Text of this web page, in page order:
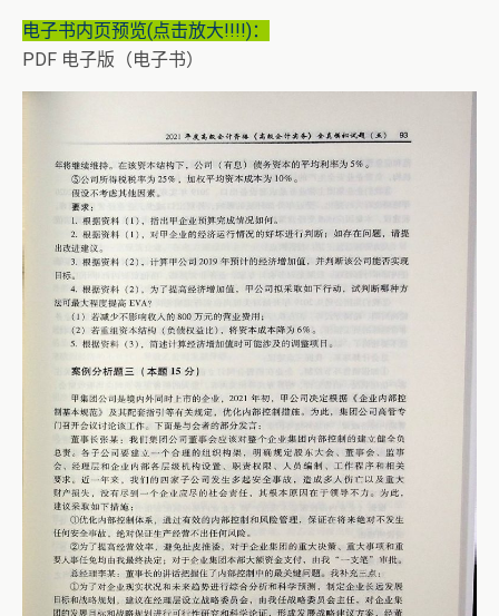
电子书内页预览(点击放大!!!!)：
PDF 电子版（电子书）